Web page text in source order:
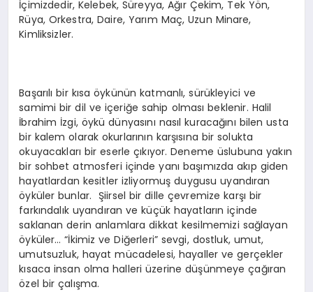
İçimizdedir, Kelebek, Süreyya, Ağır Çekim, Tek Yön,
Rüya, Orkestra, Daire, Yarım Maç, Uzun Minare,
Kimliksizler.
Başarılı bir kısa öykünün katmanlı, sürükleyici ve
samimi bir dil ve içeriğe sahip olması beklenir. Halil
İbrahim İzgi, öykü dünyasını nasıl kuracağını bilen usta
bir kalem olarak okurlarının karşısına bir solukta
okuyacakları bir eserle çıkıyor. Deneme üslubuna yakın
bir sohbet atmosferi içinde yanı başımızda akıp giden
hayatlardan kesitler izliyormuş duygusu uyandıran
öyküler bunlar. Şiirsel bir dille çevremize karşı bir
farkındalık uyandıran ve küçük hayatların içinde
saklanan derin anlamlara dikkat kesilmemizi sağlayan
öyküler… “İkimiz ve Diğerleri” sevgi, dostluk, umut,
umutsuzluk, hayat mücadelesi, hayaller ve gerçekler
kısaca insan olma halleri üzerine düşünmeye çağıran
özel bir çalışma.